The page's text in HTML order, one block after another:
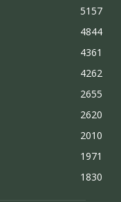
5157
4844
4361
4262
2655
2620
2010
1971
1830